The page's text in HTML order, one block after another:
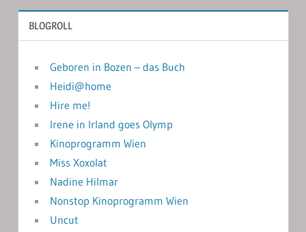
BLOGROLL
Geboren in Bozen – das Buch
Heidi@home
Hire me!
Irene in Irland goes Olymp
Kinoprogramm Wien
Miss Xoxolat
Nadine Hilmar
Nonstop Kinoprogramm Wien
Uncut